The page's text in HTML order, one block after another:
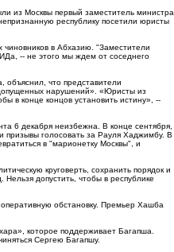
из Москвы первый заместитель министра
республику посетили юристы
в Абхазию. "Заместители
-- не этого мы ждем от соседнего
что представители
нарушений». «Юристы из
в конце концов установить истину», --
6 декабря неизбежна. В конце сентября,
призывы голосовать за Рауля Хаджимбу. В
в "марионетку Москвы", и
круговерть, сохранить порядок и
допустить, чтобы в республике
обстановку. Премьер Хашба
которое поддерживает Багапша.
Сергею Багапшу.